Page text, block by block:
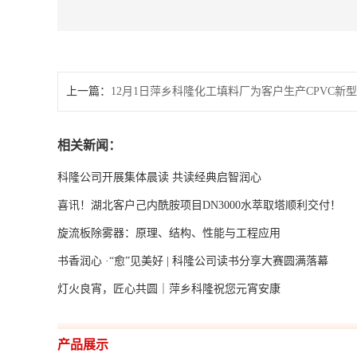
上一篇： 12月1日萍乡科隆化工填料厂为客户生产CPVC新
相关新闻：
科隆公司开展集体晨读 共读经典启智润心
喜讯！湖北客户己内酰胺项目DN3000水萃取塔顺利交付！
旋流板除雾器：原理、结构、性能与工程应用
书香润心 ·“愈”见美好 | 科隆公司读书分享大赛圆满落幕
灯火良宵，匠心共圆｜萍乡科隆祝您元宵安康
产品展示